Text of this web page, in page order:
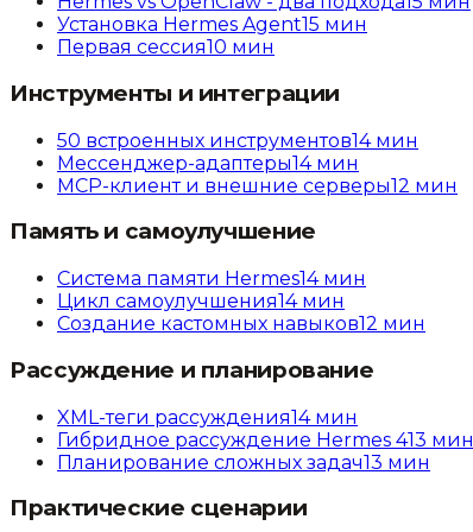
Установка Hermes Agent15 мин
Первая сессия10 мин
Инструменты и интеграции
50 встроенных инструментов14мин
Мессенджер-адаптеры14мин
MCP-клиент и внешние серверы12 мин
Память и самоулучшение
Система памяти Hermes14мин
Цикл самоулучшения14мин
Создание кастомных навыков12 мин
Рассуждение и планирование
XML-теги рассуждения14мин
Гибридное рассуждение Hermes 413 мин
Планирование сложных задач13 мин
Практические сценарии